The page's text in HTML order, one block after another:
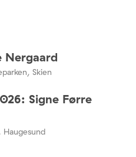
Nergaard
Skien
Signe Førre
Haugesund